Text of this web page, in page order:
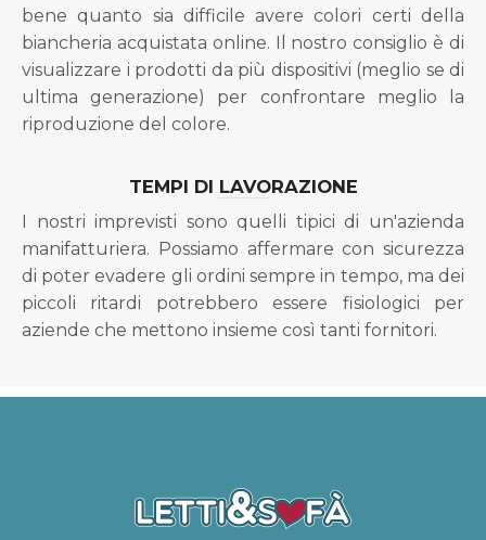
bene quanto sia difficile avere colori certi della
biancheria acquistata online. Il nostro consiglio è di
visualizzare i prodotti da più dispositivi (meglio se di
ultima generazione) per confrontare meglio la
riproduzione del colore.
TEMPI DI LAVORAZIONE
I nostri imprevisti sono quelli tipici di un'azienda
manifatturiera. Possiamo affermare con sicurezza
di poter evadere gli ordini sempre in tempo, ma dei
piccoli ritardi potrebbero essere fisiologici per
aziende che mettono insieme così tanti fornitori.